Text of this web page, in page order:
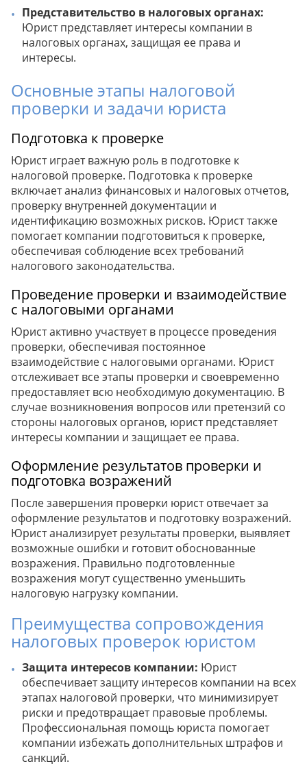
Представительство в налоговых органах:
Юрист представляет интересы компании в
налоговых органах, защищая ее права и
интересы.
Основные этапы налоговой
проверки и задачи юриста
Подготовка к проверке
Юрист играет важную роль в подготовке к
налоговой проверке. Подготовка к проверке
включает анализ финансовых и налоговых отчетов,
проверку внутренней документации и
идентификацию возможных рисков. Юрист также
помогает компании подготовиться к проверке,
обеспечивая соблюдение всех требований
налогового законодательства.
Проведение проверки и взаимодействие
с налоговыми органами
Юрист активно участвует в процессе проведения
проверки, обеспечивая постоянное
взаимодействие с налоговыми органами. Юрист
отслеживает все этапы проверки и своевременно
предоставляет всю необходимую документацию. В
случае возникновения вопросов или претензий со
стороны налоговых органов, юрист представляет
интересы компании и защищает ее права.
Оформление результатов проверки и
подготовка возражений
После завершения проверки юрист отвечает за
оформление результатов и подготовку возражений.
Юрист анализирует результаты проверки, выявляет
возможные ошибки и готовит обоснованные
возражения. Правильно подготовленные
возражения могут существенно уменьшить
налоговую нагрузку компании.
Преимущества сопровождения
налоговых проверок юристом
Защита интересов компании: Юрист
обеспечивает защиту интересов компании на всех
этапах налоговой проверки, что минимизирует
риски и предотвращает правовые проблемы.
Профессиональная помощь юриста помогает
компании избежать дополнительных штрафов и
санкций.